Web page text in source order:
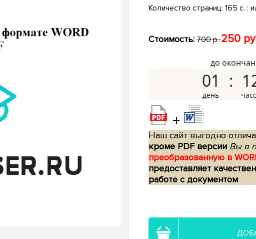
Количество страниц: 165 с. :
Стоимость: 700 р.250
до
01
+
Наш сайт выгодно
кроме PDF версии Вы в
преобразованную в
предоставляет
работе с документом